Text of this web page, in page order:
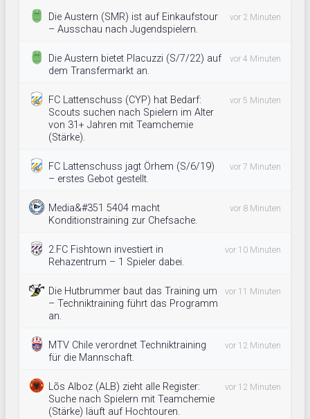
Die Austern (SMR) ist auf Einkaufstour
– Ausschau nach Jugendspielern.
vor 2 Minuten
Die Austern bietet Placuzzi (S/7/22) auf
dem Transfermarkt an.
vor 4 Minuten
FC Lattenschuss (CYP) hat Bedarf:
Scouts suchen nach Spielern im Alter
von 31+ Jahren mit Teamchemie
(Stärke).
vor 5 Minuten
FC Lattenschuss jagt Örhem (S/6/19)
– erstes Gebot gestellt.
vor 7 Minuten
Media&#351 5404 macht
Konditionstraining zur Chefsache.
vor 8 Minuten
2.FC Fishtown investiert in
Rehazentrum – 1 Spieler dabei.
vor 10 Minuten
Die Hutbrummer baut das Training um
– Techniktraining führt das Programm
an.
vor 11 Minuten
MTV Chile verordnet Techniktraining
für die Mannschaft.
vor 12 Minuten
Lõs Alboz (ALB) zieht alle Register:
Suche nach Spielern mit Teamchemie
(Stärke) läuft auf Hochtouren.
vor 12 Minuten